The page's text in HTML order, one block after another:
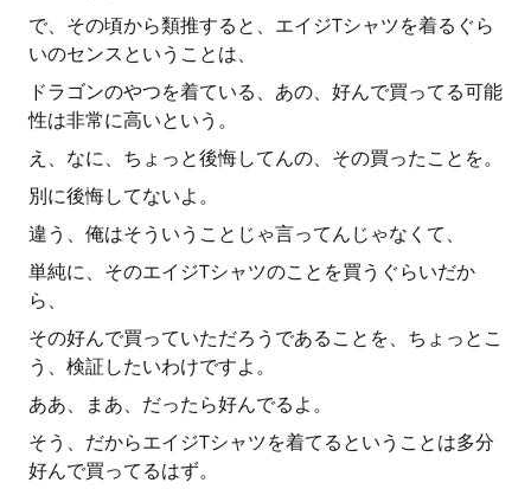
で、その頃から類推すると、エイジTシャツを着るぐら
いのセンスということは、
ドラゴンのやつを着ている、あの、好んで買ってる可能
性は非常に高いという。
え、なに、ちょっと後悔してんの、その買ったことを。
別に後悔してないよ。
違う、俺はそういうことじゃ言ってんじゃなくて、
単純に、そのエイジTシャツのことを買うぐらいだか
ら、
その好んで買っていただろうであることを、ちょっとこ
う、検証したいわけですよ。
ああ、まあ、だったら好んでるよ。
そう、だからエイジTシャツを着てるということは多分
好んで買ってるはず。